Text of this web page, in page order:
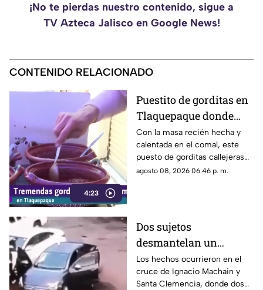
¡No te pierdas nuestro contenido, sigue a
TV Azteca Jalisco en Google News!
CONTENIDO RELACIONADO
4:23
Puestito de gorditas en
Tlaquepaque donde
una nunca es suficiente
Con la masa recién hecha y
calentada en el comal, este
puesto de gorditas callejeras
en Tlaquepaque promete
agosto 08, 2026 06:46 p. m.
Dos sujetos
desmantelan un
vehículo a plena luz del
día en Guadalajara
Los hechos ocurrieron en el
cruce de Ignacio Machain y
Santa Clemencia, donde dos